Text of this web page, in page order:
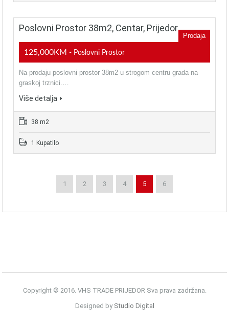
Poslovni Prostor 38m2, Centar, Prijedor
Prodaja
125,000KM - Poslovni Prostor
Na prodaju poslovni prostor 38m2 u strogom centru grada na
graskoj trznici.…
Više detalja
38 m2
1 Kupatilo
1 2 3 4 5 6
Copyright © 2016. VHS TRADE PRIJEDOR Sva prava zadržana.
Designed by Studio Digital